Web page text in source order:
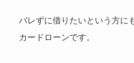
バレずに借りたいという方に
カードローンです。